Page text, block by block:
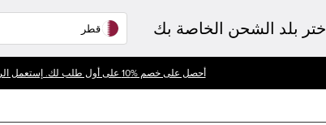
اختر بلد الشحن الخاصة بك
أحصل على خصم %10 على أول طلب لك. إستعمل الرمز - WELCOME10